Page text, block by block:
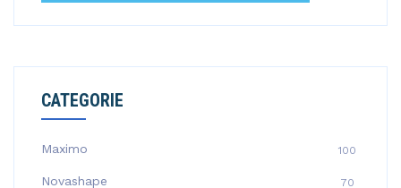
CATEGORIE
Maximo 100
Novashape 70